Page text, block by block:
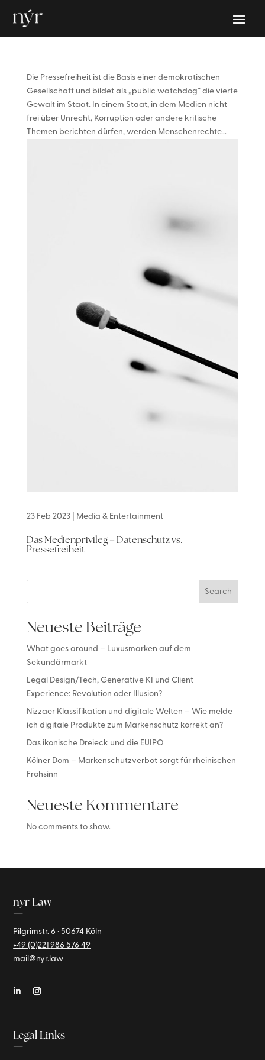
Das Medienprivileg – Datenschutz vs.
Pressefreiheit
23 Feb 2023| Media & Entertainment
Die Pressefreiheit ist die Basis einer demokratischen
Gesellschaft und bildet als „public watchdog“ die vierte
Gewalt im Staat. In einem Staat, in dem Medien nicht
frei über Unrecht, Korruption oder andere kritische
Themen berichten dürfen, werden Menschenrechte...
Search
Neueste Beiträge
What goes around – Luxusmarken auf dem
Sekundärmarkt
Legal Design/Tech, Generative KI und Client
Experience: Revolution oder Illusion?
Nizzaer Klassifikation und digitale Welten – Wie melde
ich digitale Produkte zum Markenschutz korrekt an?
Das ikonische Dreieck und die EUIPO
Kölner Dom – Markenschutzverbot sorgt für rheinischen
Frohsinn
Neueste Kommentare
No comments to show.
nyr Law
—
Pilgrimstr. 6 · 50674 Köln
+49 (0)221986 576 49
mail@nyr.law
Legal Links
—